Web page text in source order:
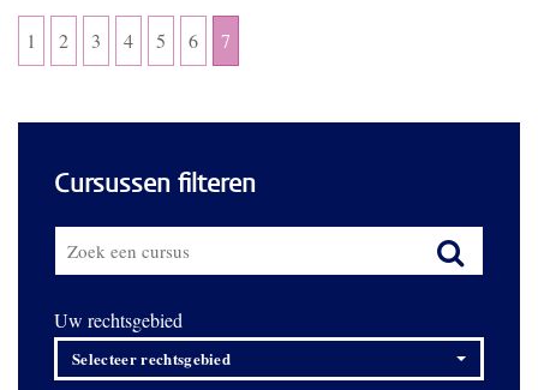
1 2 3 4 5 6 7
Cursussen filteren
Uw rechtsgebied
Selecteer rechtsgebied